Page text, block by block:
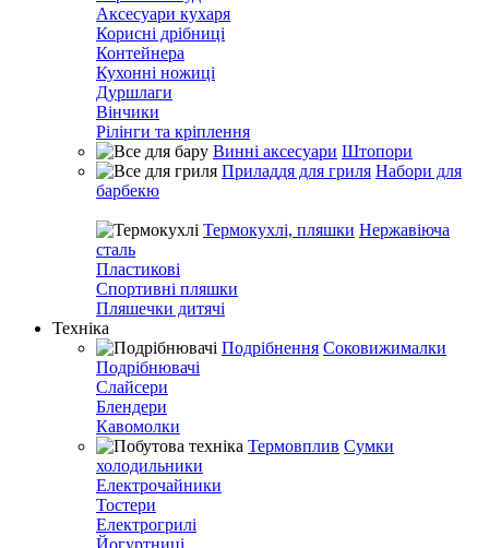
Аксесуари кухаря
Корисні дрібниці
Контейнера
Кухонні ножиці
Дуршлаги
Вінчики
Рілінги та кріплення
Винні аксесуари Штопори
Приладдя для гриля Набори для
барбекю
Термокухлі, пляшки Нержавіюча
сталь
Пластикові
Спортивні пляшки
Пляшечки дитячі
Техніка
Подрібнення Соковижималки
Подрібнювачі
Слайсери
Блендери
Кавомолки
Термовплив Сумки
холодильники
Електрочайники
Тостери
Електрогрилі
Йогуртниці